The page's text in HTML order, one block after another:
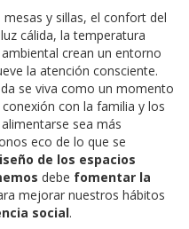
y sillas, el confort del
cálida, la temperatura
crean un entorno
la atención consciente.
se viva como un momento
con la familia y los
sea más
eco de lo que se
de los espacios
debe fomentar la
mejorar nuestros hábitos
social.